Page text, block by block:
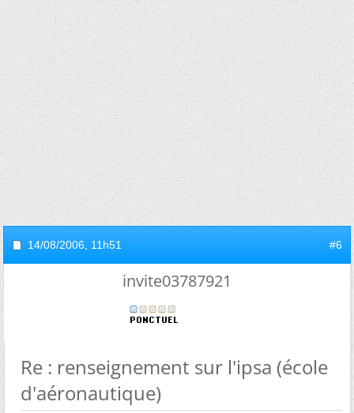
14/08/2006, 11h51 #6
invite03787921
Re : renseignement sur l'ipsa (école
d'aéronautique)